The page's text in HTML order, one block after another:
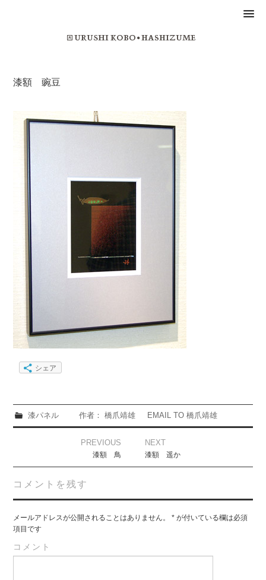
漆額 豌豆
シェア
漆パネル 作者： 橋爪靖雄 EMAIL TO 橋爪靖雄
PREVIOUS
漆額 鳥
NEXT
漆額 遥か
コメントを残す
メールアドレスが公開されることはありません。 * が付いている欄は必須
項目です
コメント